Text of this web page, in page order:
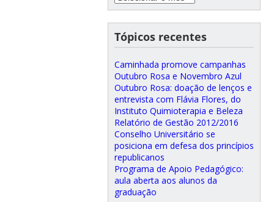
Tópicos recentes
Caminhada promove campanhas
Outubro Rosa e Novembro Azul
Outubro Rosa: doação de lenços e
entrevista com Flávia Flores, do
Instituto Quimioterapia e Beleza
Relatório de Gestão 2012/2016
Conselho Universitário se
posiciona em defesa dos princípios
republicanos
Programa de Apoio Pedagógico:
aula aberta aos alunos da
graduação